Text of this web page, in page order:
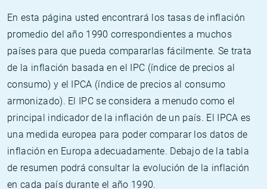
En esta página usted encontrará los tasas de inflación
promedio del año 1990 correspondientes a muchos
países para que pueda compararlas fácilmente. Se trata
de la inflación basada en el IPC (índice de precios al
consumo) y el IPCA (índice de precios al consumo
armonizado). El IPC se considera a menudo como el
principal indicador de la inflación de un país. El IPCA es
una medida europea para poder comparar los datos de
inflación en Europa adecuadamente. Debajo de la tabla
de resumen podrá consultar la evolución de la inflación
en cada país durante el año 1990.